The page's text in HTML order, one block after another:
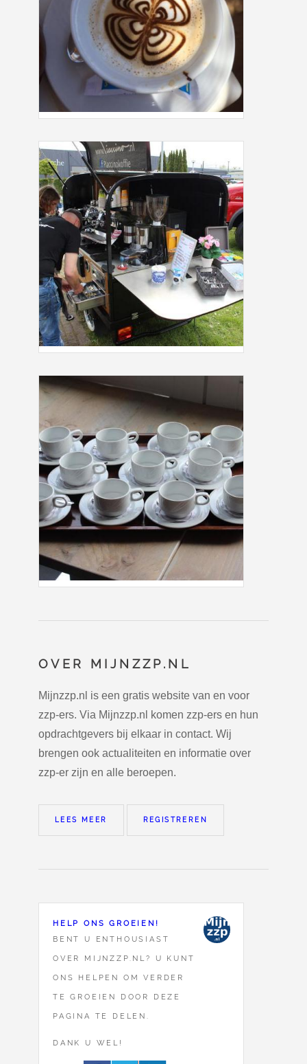
OVER MIJNZZP.NL
Mijnzzp.nl is een gratis website van en voor
zzp-ers. Via Mijnzzp.nl komen zzp-ers en hun
opdrachtgevers bij elkaar in contact. Wij
brengen ook actualiteiten en informatie over
zzp-er zijn en alle beroepen.
LEES MEER REGISTREREN
HELP ONS GROEIEN!
BENT U ENTHOUSIAST
OVER MIJNZZP.NL? U KUNT
ONS HELPEN OM VERDER
TE GROEIEN DOOR DEZE
PAGINA TE DELEN.
DANK U WEL!